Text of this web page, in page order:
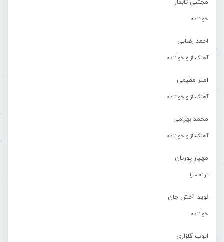
مجتبی تابدار
خواننده
احمد رضایی
آهنگساز و خواننده
امیر مقیمی
آهنگساز و خواننده
محمد بهرامی
آهنگساز و خواننده
مهیار پوریان
ترانه سرا
نوید آخش جان
خواننده
ایوب گلزاری